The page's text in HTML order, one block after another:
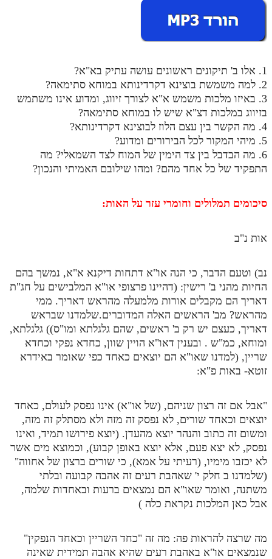
מנוע חיפוש בספרים
תלמוד עשר הספירות בעיון
תלמוד עשר הספירות חלק א
תע"ס חלק ב' עיון
תע"ס חלק ג' עיון
תלמוד עשר הספירות חלק ד
תלמוד עשר הספירות חלק ה
תלמוד עשר הספירות חלק ז
תלמוד עשר הספירות חלק י
תלמוד עשר הספירות חלק יא
תלמוד עשר הספירות חלק יב
תלמוד עשר הספירות חלק יג
תלמוד עשר הספירות חלק יד
תלמוד עשר הספירות חלק טז
אודות האתר
אודות האתר
בעל הסולם
לאתר ספר הרב
1. אלו ב' תיקונים ראשונים עושה עתיק בא"א?
2. למה משמשת בוצינא דקרדינותא במוחא סתימאה?
3. באיזו מלכות משמש א"א לצורך זיווג, ומדוע אינו משתמש
בזיווג במלכות דצ"א שיש לו במוחא סתימאה?
4. מה הקשר בין עצם הלוז לבוצינא דקרדינותא?
5. מיהי המקור לכל הבירורים ומדוע?
6. מה הבדבל בין צד הימין של המוח לצד השמאלי? מה
התפקיד של כל אחד מהם? ומהו שילובם האמיתי והנכון?
סיכומים תמלולים וחומרי עזר על האות:
אות נ"ב
נב) וטעם הדבר, כי הנה או"א דתחות דיקנא א"א, נמשך בהם
החיות מהני ב' רישין: (דהיינו פרצופי או"א המלבישים על חג"ת
דאריך הם מקבלים אורות מלמעלה מהראש דאריך. ממי
מהראש? מב' הראשים האלה המדוברים.שלמדנו שבראש
דאריך, כעצם יש רק ב' ראשים, שהם גלגלתא ומו"ס)) גלגלתא,
ומוחא, כמ"ש . ובענין דאו"א הויין שוון, כחדא נפקי וכחדא
שריין, (למדנו שאו"א הם יוצאים כאחד כפי שאומר באידרא
זוטא- באות פ"א:
"אבל אם זה רצון שניהם, (של או"א) אינו נפסק לעולם, כאחד
יוצאים וכאחד שורים, לא נפסק זה מזה ולא מסתלק זה מזה,
ומשום זה כתוב והנהר יוצא מהעדן. (יוצא פירושו תמיד, ואינו
נפסק, לא יצא פעם, אלא יוצא באופן קבוע), וכמוצא מים אשר
לא יכזבו מימיו, (רעיתי על אמא), כי שורים ברצון של אחווה"
(שלמדנו ב חלק י' שאהבת רעים זה אהבה קבועה ובלתי
משתנה, ואומר שאו"א הם נמצאים ברעות ובאחדות שלמה,
אבל כאן המלכות נקראת כלה )
מה שרצה להראות פה: מה זה "כחד השריין וכאחד הנפקין"
שנמצאים או"א באהבת רעים שהיא אהבה תמידית שאינה